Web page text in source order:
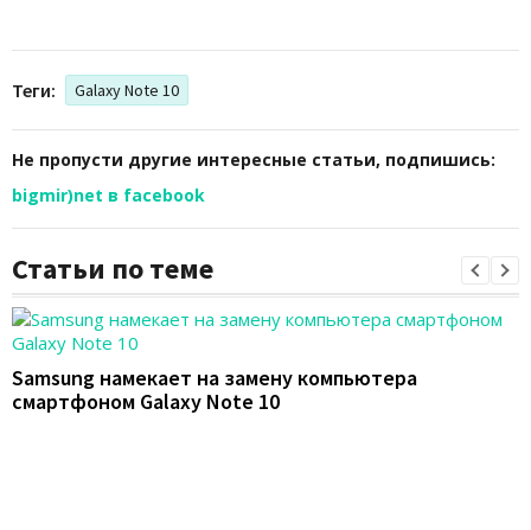
Теги: Galaxy Note 10
Не пропусти другие интересные статьи, подпишись:
bigmir)net в facebook
Статьи по теме
Samsung намекает на замену компьютера
смартфоном Galaxy Note 10